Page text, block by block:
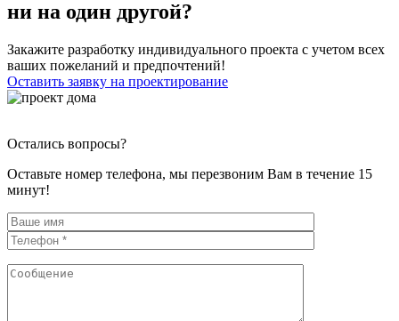
ни на один другой?
Закажите разработку индивидуального проекта с учетом всех
ваших пожеланий и предпочтений!
Оставить заявку на проектирование
Остались вопросы?
Оставьте номер телефона, мы перезвоним Вам в течение 15
минут!